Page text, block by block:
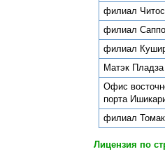
филиал
филиал
филиал
Матэк Пладза
Офис
порта
филиал
Лицензия по